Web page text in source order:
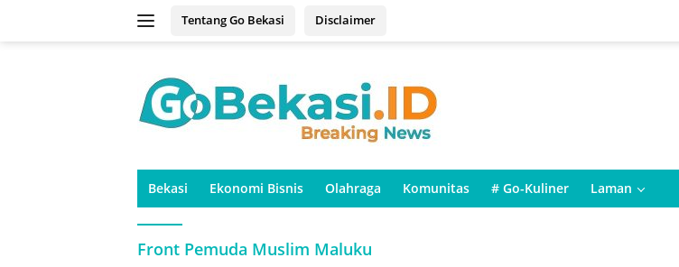
Tentang Go Bekasi Disclaimer
Bekasi Ekonomi Bisnis Olahraga Komunitas # Go-Kuliner Laman
Front Pemuda Muslim Maluku